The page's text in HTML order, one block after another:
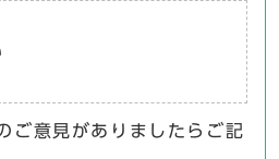
ご意見がありましたらご記